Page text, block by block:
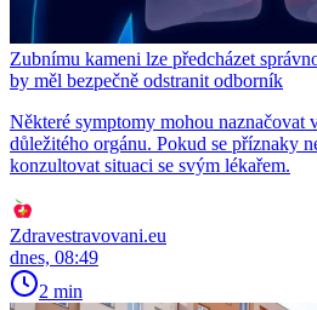
Zubnímu kameni lze předcházet
by měl bezpečně odstranit odborník
Některé symptomy mohou naznačovat
důležitého orgánu. Pokud se příznaky
konzultovat situaci se svým lékařem.
Zdravestravovani.eu
dnes, 08:49
2 min